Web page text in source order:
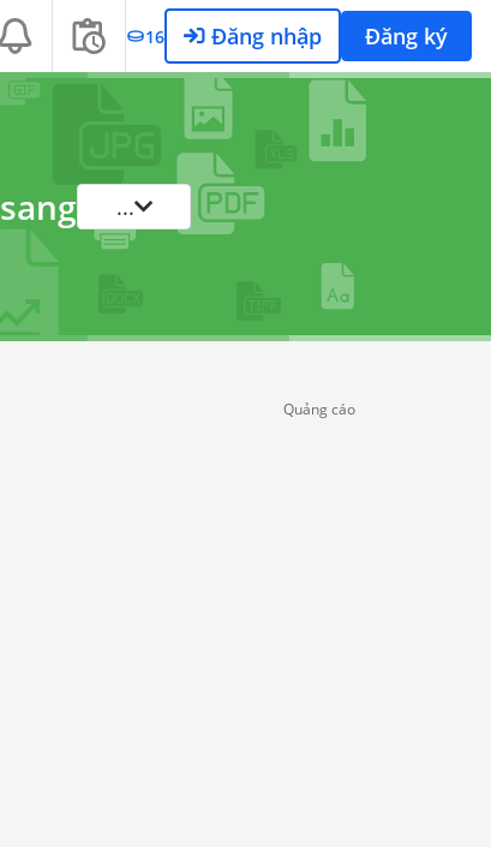
16 Đăng nhập Đăng ký
sang ...
Quảng cáo